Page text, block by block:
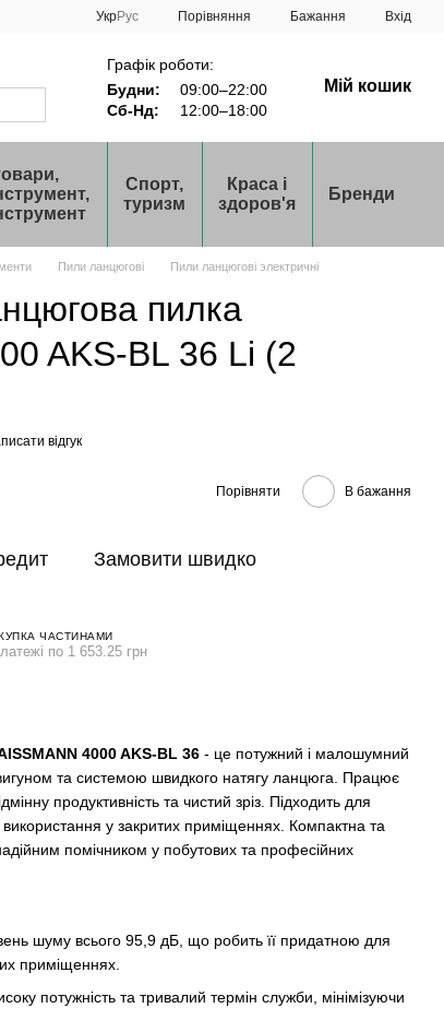
УкрРус Порівняння Бажання Вхід
Графік роботи:
Будни:
09:00–22:00
Сб-Нд:
12:00–18:00
Мій кошик
Спорт,
туризм
Краса і
здоров'я
Бренди
Пили ланцюгові Пили ланцюгові электричні
пилка
AKS-BL 36 Li (2
відгук
Порівняти В бажання
Замовити швидко
ЧАСТИНАМИ
по 1 653.25 грн
4000 AKS-BL 36 - це потужний і малошумний
та системою швидкого натягу ланцюга. Працює
продуктивність та чистий зріз. Підходить для
використання у закритих приміщеннях. Компактна та
помічником у побутових та професійних
шуму всього 95,9 дБ, що робить її придатною для
приміщеннях.
потужність та тривалий термін служби, мінімізуючи